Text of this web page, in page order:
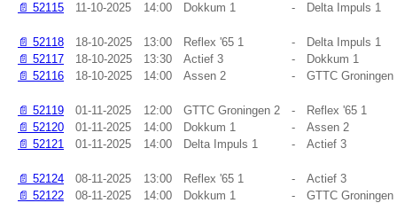
📄 52115 11-10-2025 14:00 Dokkum 1 - Delta Impuls 1
📄 52118 18-10-2025 13:00 Reflex '65 1 -
Delta Impuls 1
📄 52117 18-10-2025 13:30 Actief 3 -
Dokkum 1
📄 52116 18-10-2025 14:00 Assen 2 - GTTC Groningen
📄 52119 01-11-2025 12:00 GTTC Groningen 2 -
Reflex '65 1
📄 52120 01-11-2025 14:00 Dokkum 1 -
Assen 2
📄 52121 01-11-2025 14:00 Delta Impuls 1 - Actief 3
📄 52124 08-11-2025 13:00 Reflex '65 1 -
Actief 3
📄 52122 08-11-2025 14:00 Dokkum 1 -
GTTC Groningen